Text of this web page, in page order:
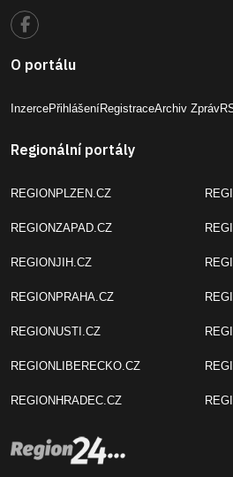
O portálu
InzercePřihlášeníRegistraceArchiv Zpráv
Regionální portály
REGIONPLZEN.CZ
REGIONZAPAD.CZ
REGIONJIH.CZ
REGIONPRAHA.CZ
REGIONUSTI.CZ
REGIONLIBERECKO.CZ
REGIONHRADEC.CZ